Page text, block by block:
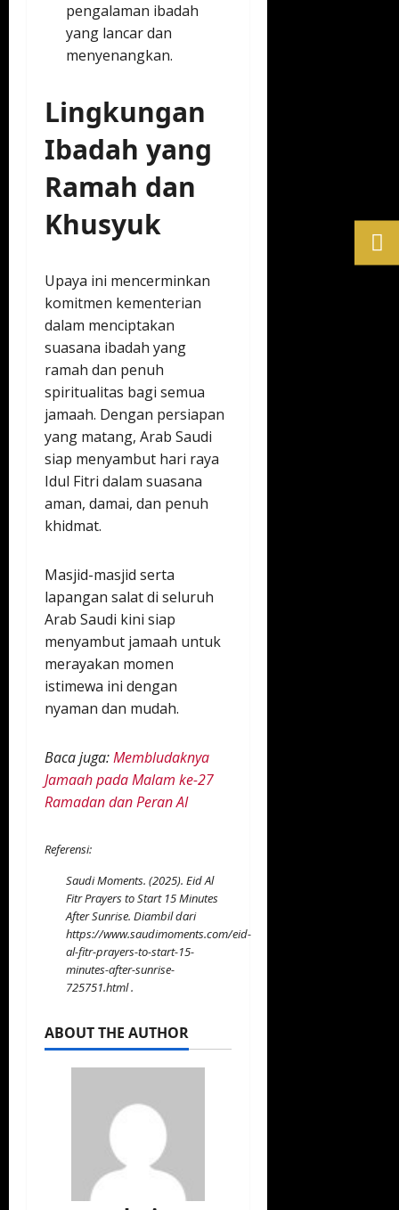
pengalaman ibadah
yang lancar dan
menyenangkan.
Lingkungan
Ibadah yang
Ramah dan
Khusyuk
Upaya ini mencerminkan
komitmen kementerian
dalam menciptakan
suasana ibadah yang
ramah dan penuh
spiritualitas bagi semua
jamaah. Dengan persiapan
yang matang, Arab Saudi
siap menyambut hari raya
Idul Fitri dalam suasana
aman, damai, dan penuh
khidmat.
Masjid-masjid serta
lapangan salat di seluruh
Arab Saudi kini siap
menyambut jamaah untuk
merayakan momen
istimewa ini dengan
nyaman dan mudah.
Baca juga:Membludaknya
Jamaah pada Malam ke-27
Ramadan dan Peran AI
Referensi:
Saudi Moments. (2025). Eid Al
Fitr Prayers to Start 15 Minutes
After Sunrise. Diambil dari
https://www.saudimoments.com/eid-
al-fitr-prayers-to-start-15-
minutes-after-sunrise-
725751.html.
ABOUT THE AUTHOR